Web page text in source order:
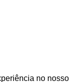
no nosso